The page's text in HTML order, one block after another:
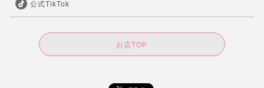
公式TikTok
お店TOP